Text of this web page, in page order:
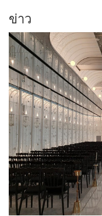
ข่าว